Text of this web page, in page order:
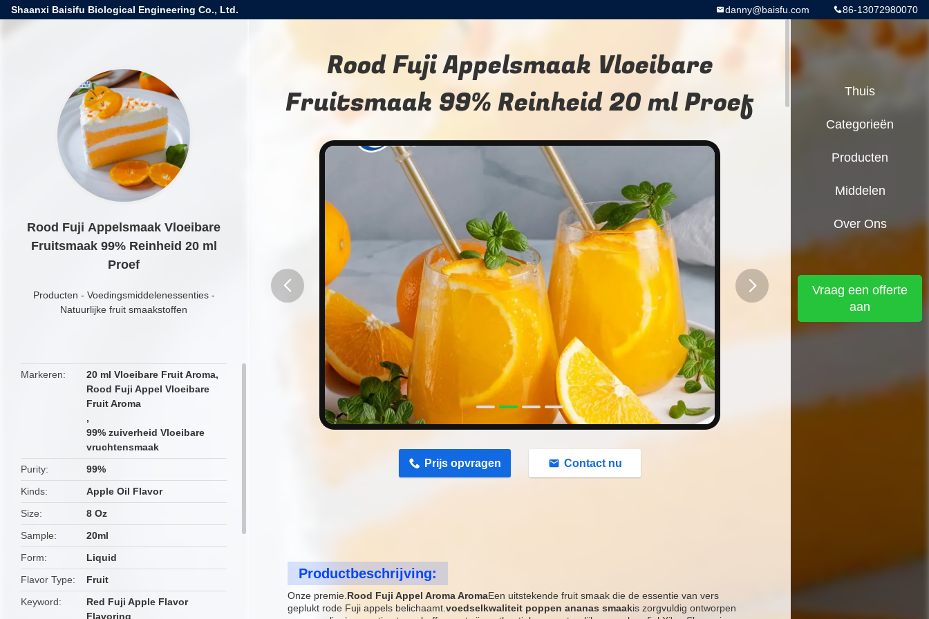
Shaanxi Baisifu Biological Engineering Co., Ltd. 86-13072980070
danny@baisfu.com
Rood Fuji Appelsmaak Vloeibare
Fruitsmaak 99% Reinheid 20 ml
Proef
Producten - Voedingsmiddelenessenties-
Natuurlijke fruit smaakstoffen
Markeren 20 ml Vloeibare Fruit Aroma,
Rood Fuji Appel Vloeibare
Fruit Aroma
,
99% zuiverheid Vloeibare
vruchtensmaak
Purity
99%
Kinds
Apple Oil Flavor
Size
8 Oz
Sample
20ml
Form
Liquid
Flavor Type
Fruit
Keyword
Red Fuji Apple Flavor
Flavoring
Rood Fuji Appelsmaak Vloeibare
Fruitsmaak 99% Reinheid 20 ml Proef
Prijs opvragen Contact nu
Productbeschrijving:
Onze premie. Rood Fuji Appel Aroma AromaEen uitstekende fruit smaak die de essentie van vers
geplukt rode Fuji appels belichaamt. voedselkwaliteit poppen ananas smaakis zorgvuldig ontworpen
Thuis
Categorieën
Producten
Middelen
Over Ons
Vraag een offerte
aan